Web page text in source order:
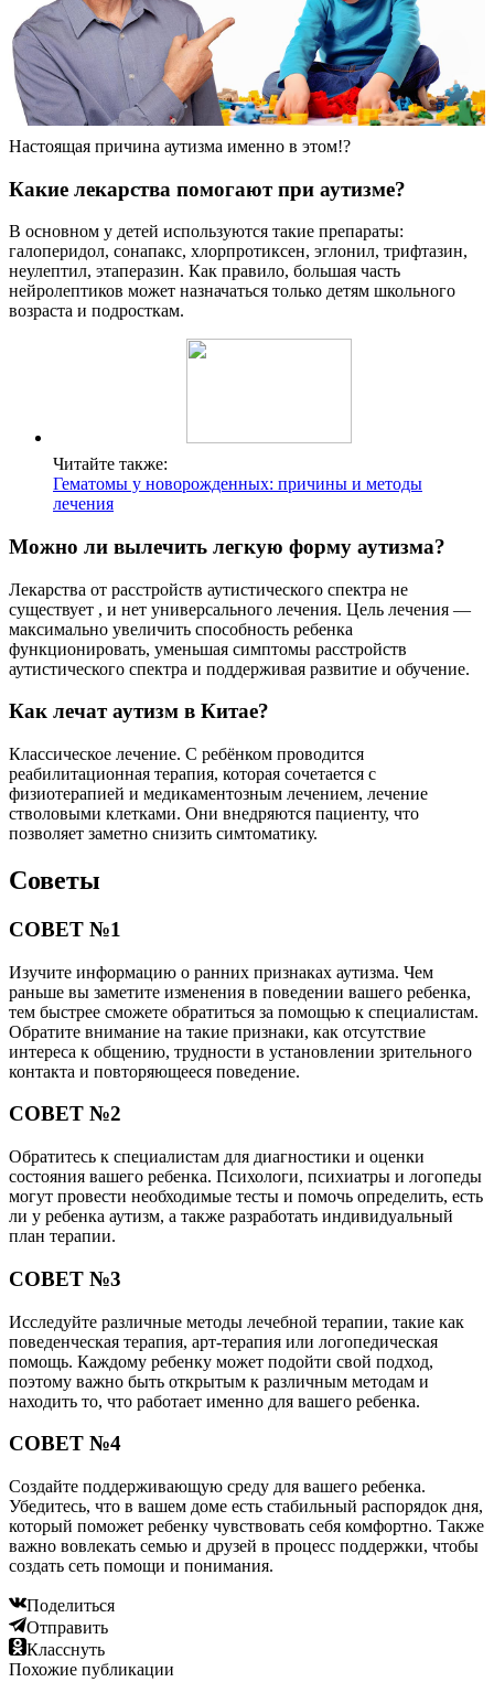
Настоящая причина аутизма именно в этом!?
Какие лекарства помогают при аутизме?
В основном у детей используются такие препараты:
галоперидол, сонапакс, хлорпротиксен, эглонил, трифтазин,
неулептил, этаперазин. Как правило, большая часть
нейролептиков может назначаться только детям школьного
возраста и подросткам.
Читайте также:
Гематомы у новорожденных: причины и методы
лечения
Можно ли вылечить легкую форму аутизма?
Лекарства от расстройств аутистического спектра не
существует , и нет универсального лечения. Цель лечения —
максимально увеличить способность ребенка
функционировать, уменьшая симптомы расстройств
аутистического спектра и поддерживая развитие и обучение.
Как лечат аутизм в Китае?
Классическое лечение. С ребёнком проводится
реабилитационная терапия, которая сочетается с
физиотерапией и медикаментозным лечением, лечение
стволовыми клетками. Они внедряются пациенту, что
позволяет заметно снизить симтоматику.
Советы
СОВЕТ №1
Изучите информацию о ранних признаках аутизма. Чем
раньше вы заметите изменения в поведении вашего ребенка,
тем быстрее сможете обратиться за помощью к специалистам.
Обратите внимание на такие признаки, как отсутствие
интереса к общению, трудности в установлении зрительного
контакта и повторяющееся поведение.
СОВЕТ №2
Обратитесь к специалистам для диагностики и оценки
состояния вашего ребенка. Психологи, психиатры и логопеды
могут провести необходимые тесты и помочь определить, есть
ли у ребенка аутизм, а также разработать индивидуальный
план терапии.
СОВЕТ №3
Исследуйте различные методы лечебной терапии, такие как
поведенческая терапия, арт-терапия или логопедическая
помощь. Каждому ребенку может подойти свой подход,
поэтому важно быть открытым к различным методам и
находить то, что работает именно для вашего ребенка.
СОВЕТ №4
Создайте поддерживающую среду для вашего ребенка.
Убедитесь, что в вашем доме есть стабильный распорядок дня,
который поможет ребенку чувствовать себя комфортно. Также
важно вовлекать семью и друзей в процесс поддержки, чтобы
создать сеть помощи и понимания.
Поделиться
Отправить
Класснуть
Похожие публикации